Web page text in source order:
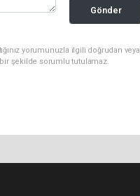
Gönder
yorumunuzla ilgili doğrudan veya
şekilde sorumlu tutulamaz.